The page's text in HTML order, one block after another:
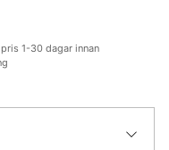
1-30 dagar innan